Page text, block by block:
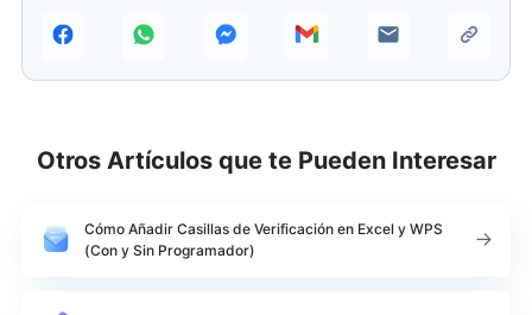
Otros Artículos que te Pueden Interesar
Cómo Añadir Casillas de Verificación en Excel y WPS
(Con y Sin Programador)